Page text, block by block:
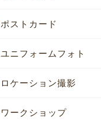
ポストカード
ユニフォームフォト
ロケーション撮影
ワークショップ